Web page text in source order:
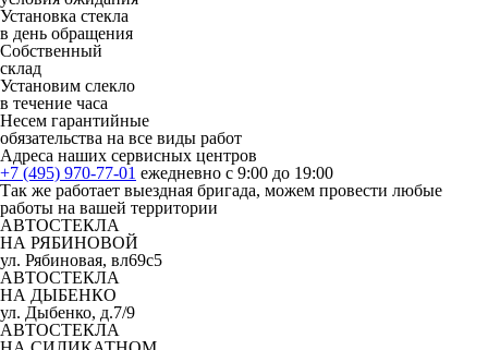
Установка стекла
в день обращения
Собственный
склад
Установим слекло
в течение часа
Несем гарантийные
обязательства на все виды работ
Адреса наших сервисных центров
+7 (495) 970-77-01 ежедневно с 9:00 до 19:00
Так же работает выездная бригада, можем провести любые
работы на вашей территории
АВТОСТЕКЛА
НА РЯБИНОВОЙ
ул. Рябиновая, вл69с5
АВТОСТЕКЛА
НА ДЫБЕНКО
ул. Дыбенко, д.7/9
АВТОСТЕКЛА